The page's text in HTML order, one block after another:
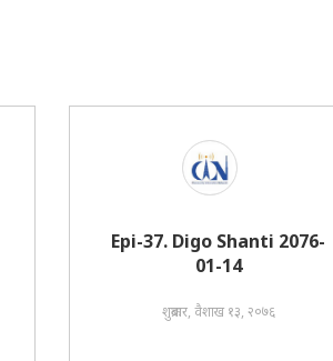
Epi-37. Digo Shanti 2076-
01-14
शुक्रबार, वैशाख १३, २०७६